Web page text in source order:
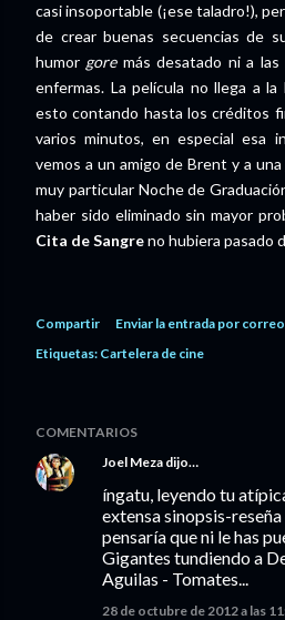
casi insoportable (¡ese taladro!),
de crear buenas secuencias de
humor goremás desatado ni a las
enfermas. La película no llega a
esto contando hasta los créditos
varios minutos, en especial esa
vemos a un amigo de Brent y a
muy particular Noche de
haber sido eliminado sin mayor
Cita de Sangreno hubiera pasado
Compartir
Enviar la entrada por
Etiquetas: Cartelera de cine
COMENTARIOS
Joel Meza dijo…
íngatu, leyendo tu
extensa sinopsis-
pensaría que ni le has
Gigantes tundiendo a
Aguilas - Tomates...
28 de octubre de 2012 a las